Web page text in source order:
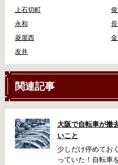
上石切町
永和
菱屋西
友井
関連記事
大阪で自転車が撤
いこと
少しだけ停めてお
っていた！自転車